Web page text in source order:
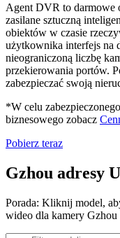
Agent DVR to darmowe
zasilane sztuczną
obiektów w czasie
użytkownika interfejs na
nieograniczoną liczbę
przekierowania portów.
zabezpieczać swoją
*W celu
biznesowego zobacz
Pobierz teraz
Gzhou adresy
Porada: Kliknij model,
wideo dla kamery Gzhou